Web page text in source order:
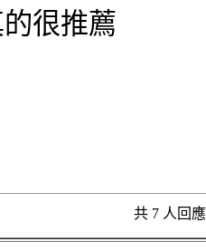
很推薦
共 7 人回